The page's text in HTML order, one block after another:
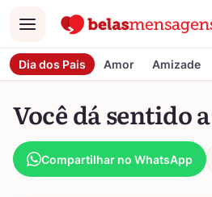
Menu
Dia dos Pais Amor Amizade
Você dá sentido
Compartilhar no WhatsApp